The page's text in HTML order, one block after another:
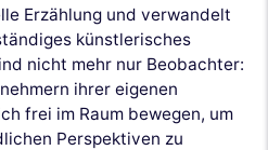
Erzählung und verwandelt
künstlerisches
nicht mehr nur Beobachter:
ihrer eigenen
frei im Raum bewegen, um
Perspektiven zu